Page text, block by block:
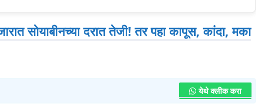
सोयाबीनच्या दरात तेजी! तर पहा कापूस, कांदा, मका
येथे क्लीक करा